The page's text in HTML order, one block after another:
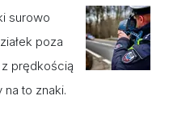
surowo
poza
prędkością
na to znaki.